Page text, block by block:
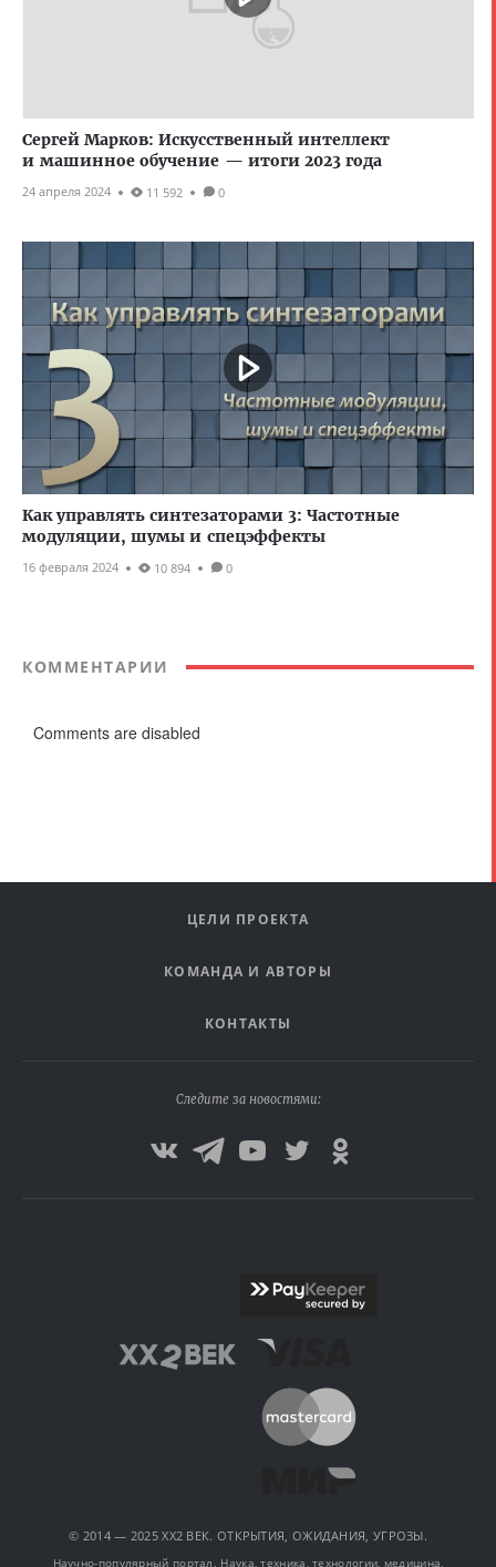
Сергей Марков: Искусственный интеллект
и машинное обучение — итоги 2023 года
24 апреля 2024 11 592 0
Как управлять синтезаторами 3: Частотные
модуляции, шумы и спецэффекты
16 февраля 2024 10 894 0
КОММЕНТАРИИ
Comments are disabled
ЦЕЛИ ПРОЕКТА
КОМАНДА И АВТОРЫ
КОНТАКТЫ
Следите за новостями:
© 2014 — 2025 XX2 ВЕК. ОТКРЫТИЯ, ОЖИДАНИЯ, УГРОЗЫ.
Научно-популярный портал. Наука, техника, технологии, медицина,